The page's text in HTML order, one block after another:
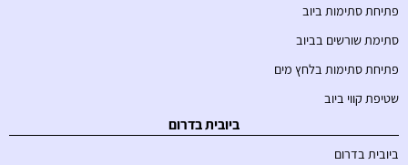
פתיחת סתימות ביוב
סתימת שורשים בביוב
פתיחת סתימות בלחץ מים
שטיפת קווי ביוב
ביובית בדרום
ביובית בדרום